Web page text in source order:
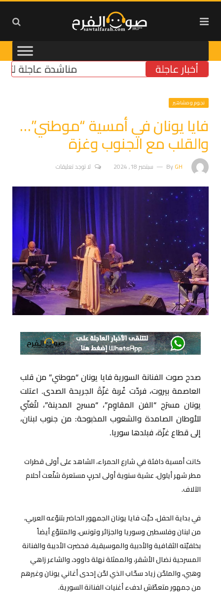
أخبار عاجلة مناشدة عاجلة لتأمين
نجوم ومشاهير
فايا يونان في أمسية “موطني”…
والقلب مع الجنوب وغزة
ByGH سبتمبر 18, 2024 لا توجد تعليقات
صدح صوت الفنانة السورية فايا يونان “موطني” من قلب
العاصمة بيروت، فردّت غُربة غزّةَ الجريحة الصدى. اعتلت
يونان مسرَح “الفن المقاوِم”، “مسرح المدينة”، لتُغنّي
للأوطان الصامدة والشعوب المذبوحة: من جنوب لبنان،
إلى قطاع غزّة، فبلدها سوريا.
كانت أمسية دافئة في شارع الحمراء، الشاهد على أولى قطرات
مطر شهر أيلول، عشية سنوية أولى لحربٍ مستعرة شلّعت أحلام
الآلاف.
في بداية الحفل، حيَّت فايا يونان الجمهور الحاضر بتنوّعه العربي،
من لبنان وفلسطين وسوريا والجزائر وتونس، والمتنوّع أيضاً
بخلفيّته الثقافية والأدبية والموسيقية، فحضرت الأديبة والفنانة
المسرحية نضال الأشقر، والممثلة نهلة داوود، والشاعر زاهي
وهبي، والملحّن زياد سحّاب الذي لحّن إحدى أغاني يونان وغيرهم
من جمهور متعطّش لدفء أغنيات الفنانة السورية.